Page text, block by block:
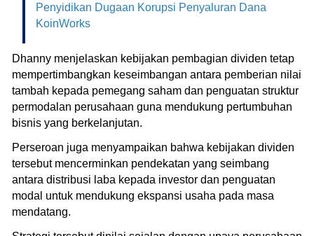
Penyidikan Dugaan Korupsi Penyaluran Dana
KoinWorks
Dhanny menjelaskan kebijakan pembagian dividen tetap
mempertimbangkan keseimbangan antara pemberian nilai
tambah kepada pemegang saham dan penguatan struktur
permodalan perusahaan guna mendukung pertumbuhan
bisnis yang berkelanjutan.
Perseroan juga menyampaikan bahwa kebijakan dividen
tersebut mencerminkan pendekatan yang seimbang
antara distribusi laba kepada investor dan penguatan
modal untuk mendukung ekspansi usaha pada masa
mendatang.